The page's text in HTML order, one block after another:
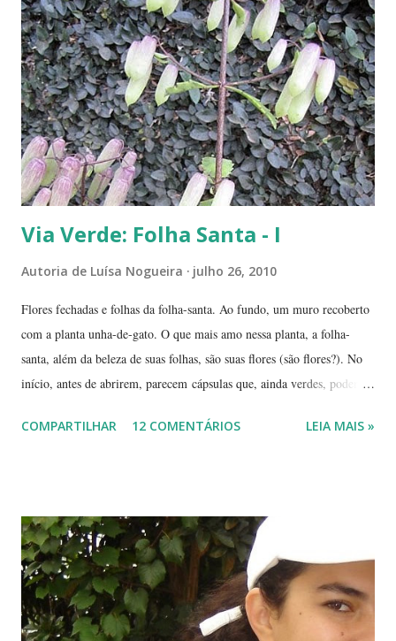
jabuticabeira. Foi aí que soubemos que tínhamos um pé de angico.
Eles nos disseram que de onde tinham plantado as mudas havia muito
angiqueiro. Alguma sementinha viajou junto. Pensamos mudá-lo para
outro lugar. Mas ele foi ficando. Quanto mais crescia, mais difícil seria
deslocá-lo. Hoje ele continua lá, coladinho ao pé de jabuticaba,
fazendo sombra para ...
Via Verde: Folha Santa - I
Autoria de Luísa Nogueira julho 26, 2010
Flores fechadas e folhas da folha-santa. Ao fundo, um muro recoberto
com a planta unha-de-gato. O que mais amo nessa planta, a folha-
santa, além da beleza de suas folhas, são suas flores (são flores?). No
início, antes de abrirem, parecem cápsulas que, ainda verdes, podem
As fotos de hoje são de cachos de suas flores ainda amadurecendo.
família das crassuláceas - Folha-santa. Ao fundo: Agave, dracena e
palmeira açaí. Folha-santa ( Bryophyllum calycinum ). Família das
crassuláceas. Sua reprodução é bem fácil: de qualquer pedaço de
algum galho podem nascer várias mudas. Uma só muda em pouco
tempo transforma-se em uma moita. É uma planta medicinal. ...
COMPARTILHAR 12 COMENTÁRIOS LEIA MAIS »